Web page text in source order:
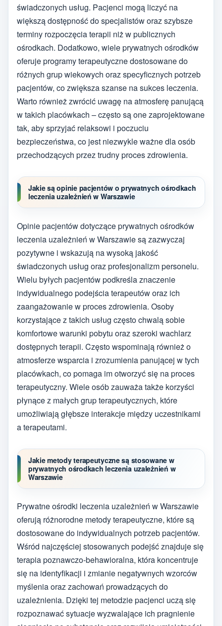
świadczonych usług. Pacjenci mogą liczyć na
większą dostępność do specjalistów oraz szybsze
terminy rozpoczęcia terapii niż w publicznych
ośrodkach. Dodatkowo, wiele prywatnych ośrodków
oferuje programy terapeutyczne dostosowane do
różnych grup wiekowych oraz specyficznych potrzeb
pacjentów, co zwiększa szanse na sukces leczenia.
Warto również zwrócić uwagę na atmosferę panującą
w takich placówkach – często są one zaprojektowane
tak, aby sprzyjać relaksowi i poczuciu
bezpieczeństwa, co jest niezwykle ważne dla osób
przechodzących przez trudny proces zdrowienia.
Jakie są opinie pacjentów o prywatnych ośrodkach
leczenia uzależnień w Warszawie
Opinie pacjentów dotyczące prywatnych ośrodków
leczenia uzależnień w Warszawie są zazwyczaj
pozytywne i wskazują na wysoką jakość
świadczonych usług oraz profesjonalizm personelu.
Wielu byłych pacjentów podkreśla znaczenie
indywidualnego podejścia terapeutów oraz ich
zaangażowanie w proces zdrowienia. Osoby
korzystające z takich usług często chwalą sobie
komfortowe warunki pobytu oraz szeroki wachlarz
dostępnych terapii. Często wspominają również o
atmosferze wsparcia i zrozumienia panującej w tych
placówkach, co pomaga im otworzyć się na proces
terapeutyczny. Wiele osób zauważa także korzyści
płynące z małych grup terapeutycznych, które
umożliwiają głębsze interakcje między uczestnikami
a terapeutami.
Jakie metody terapeutyczne są stosowane w
prywatnych ośrodkach leczenia uzależnień w
Warszawie
Prywatne ośrodki leczenia uzależnień w Warszawie
oferują różnorodne metody terapeutyczne, które są
dostosowane do indywidualnych potrzeb pacjentów.
Wśród najczęściej stosowanych podejść znajduje się
terapia poznawczo-behawioralna, która koncentruje
się na identyfikacji i zmianie negatywnych wzorców
myślenia oraz zachowań prowadzących do
uzależnienia. Dzięki tej metodzie pacjenci uczą się
rozpoznawać sytuacje wyzwalające ich pragnienie